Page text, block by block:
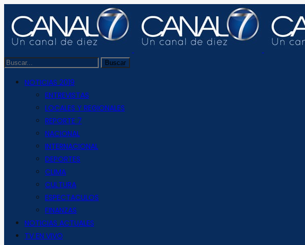
NOTICIAS 2019
ENTREVISTAS
LOCALES Y REGIONALES
REPORTE 7
NACIONAL
INTERNACIONAL
DEPORTES
CLIMA
CULTURA
ESPECTACULOS
FINANZAS
NOTICIAS ACTUALES
TV EN VIVO